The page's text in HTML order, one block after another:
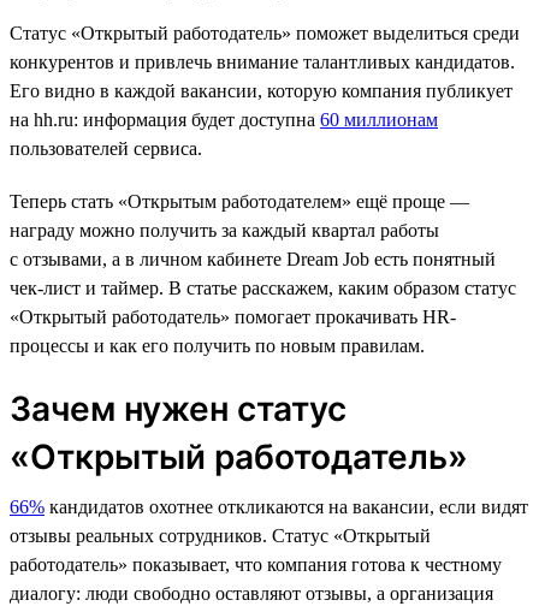
Статус «Открытый работодатель» поможет выделиться среди
конкурентов и привлечь внимание талантливых кандидатов.
Его видно в каждой вакансии, которую компания публикует
на hh.ru: информация будет доступна 60 миллионам
пользователей сервиса.
Теперь стать «Открытым работодателем» ещё проще —
награду можно получить за каждый квартал работы
с отзывами, а в личном кабинете Dream Job есть понятный
чек-лист и таймер. В статье расскажем, каким образом статус
«Открытый работодатель» помогает прокачивать HR-
процессы и как его получить по новым правилам.
Зачем нужен статус
«Открытый работодатель»
66% кандидатов охотнее откликаются на вакансии, если видят
отзывы реальных сотрудников. Статус «Открытый
работодатель» показывает, что компания готова к честному
диалогу: люди свободно оставляют отзывы, а организация